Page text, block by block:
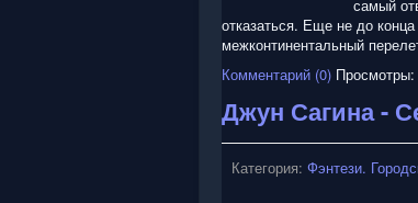
самый
отказаться. Еще не до
межконтинентальный
Комментарий (0) Просмотры:
Джун Сагина -
Категория: Фэнтези.